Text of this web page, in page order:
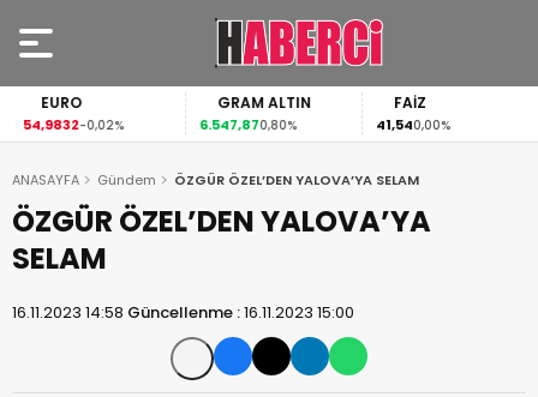
EURO
54,9832-0,02%
GRAM ALTIN
6.547,870,80%
FAİZ
41,540,00%
ANASAYFA Gündem ÖZGÜR ÖZEL’DEN YALOVA’YA SELAM
ÖZGÜR ÖZEL’DEN YALOVA’YA
SELAM
16.11.2023 14:58 Güncellenme :16.11.2023 15:00